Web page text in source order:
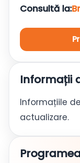
Consultă la:
Informații
Informațiile
actualizare.